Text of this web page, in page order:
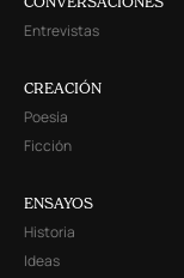
Entrevistas
CREACIÓN
Poesía
Ficción
ENSAYOS
Historia
Ideas